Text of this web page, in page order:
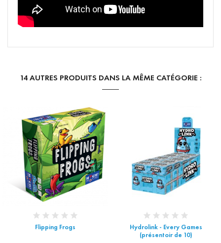
14 AUTRES PRODUITS DANS LA MÊME CATÉGORIE :
Flipping Frogs
Hydrolink - Every Games
(présentoir de 10)